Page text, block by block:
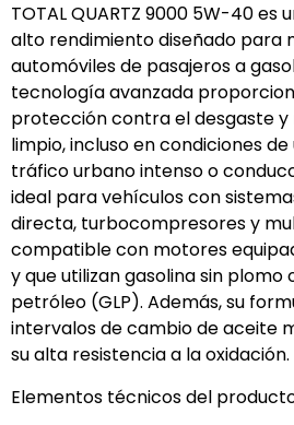
TOTAL QUARTZ 9000 5W-40
alto rendimiento diseñado para
automóviles de pasajeros a
tecnología avanzada
protección contra el desgaste
limpio, incluso en condiciones
tráfico urbano intenso o
ideal para vehículos con
directa, turbocompresores y
compatible con motores
y que utilizan gasolina sin plomo
petróleo (GLP). Además, su
intervalos de cambio de aceite
su alta resistencia a la oxidación.
Elementos técnicos del